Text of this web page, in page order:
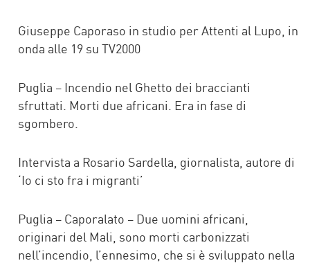
Giuseppe Caporaso in studio per Attenti al Lupo, in
onda alle 19 su TV2000
Puglia – Incendio nel Ghetto dei braccianti
sfruttati. Morti due africani. Era in fase di
sgombero.
Intervista a Rosario Sardella, giornalista, autore di
‘Io ci sto fra i migranti’
Puglia – Caporalato – Due uomini africani,
originari del Mali, sono morti carbonizzati
nell’incendio, l’ennesimo, che si è sviluppato nella